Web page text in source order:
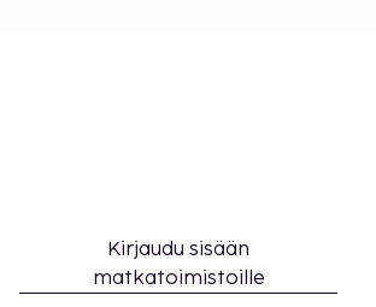
Kirjaudu sisään
matkatoimistoille